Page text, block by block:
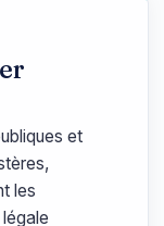
et
les